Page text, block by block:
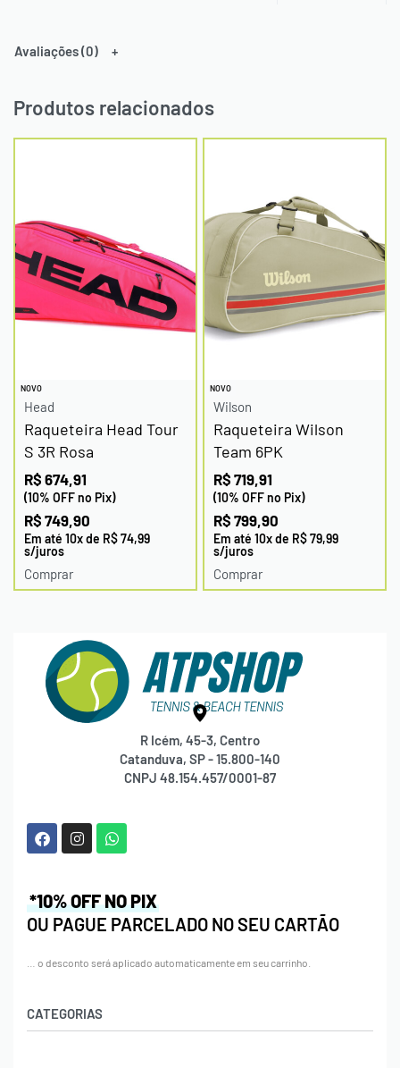
Avaliações (0)
Produtos relacionados
NOVO
Head
Raqueteira Head Tour
S 3R Rosa
R$ 674,91
(10% OFF no Pix)
R$ 749,90
Em até 10x de R$74,99
s/juros
Comprar
NOVO
Wilson
Raqueteira Wilson
Team 6PK
R$ 719,91
(10% OFF no Pix)
R$ 799,90
Em até 10x de R$79,99
s/juros
Comprar
R Icém, 45-3, Centro
Catanduva, SP - 15.800-140
CNPJ 48.154.457/0001-87
CATEGORIAS
*10% OFF NO PIX
OU PAGUE PARCELADO NO SEU CARTÃO
… o desconto será aplicado automaticamente em seu carrinho.